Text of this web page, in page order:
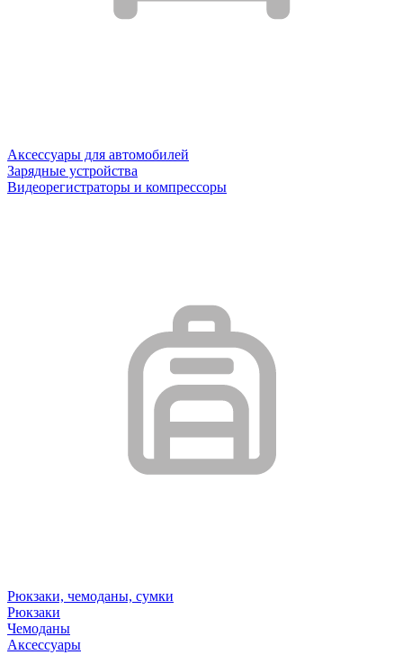
Аксессуары для автомобилей
Зарядные устройства
Видеорегистраторы и компрессоры
Рюкзаки, чемоданы, сумки
Рюкзаки
Чемоданы
Аксессуары